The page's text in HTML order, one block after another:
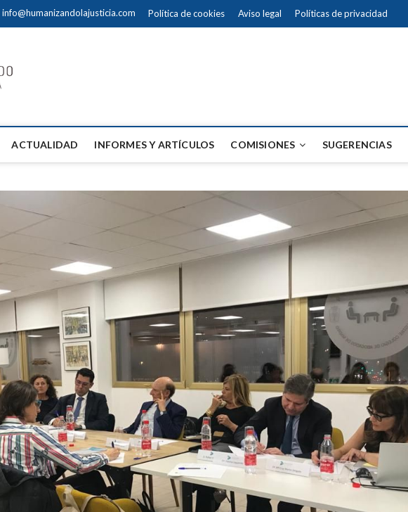
info@humanizandolajusticia.com Política de cookies Aviso legal Políticas de privacidad
ACTUALIDAD INFORMES Y ARTÍCULOS COMISIONES SUGERENCIAS